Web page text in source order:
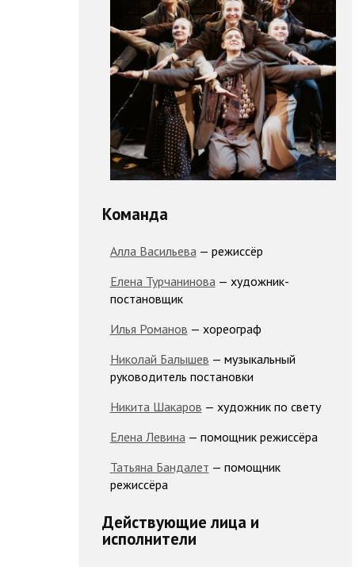
Команда
Алла Васильева— режиссёр
Елена Турчанинова— художник-
постановщик
Илья Романов — хореограф
Николай Балышев — музыкальный
руководитель постановки
Никита Шакаров — художник по свету
Елена Левина— помощник режиссёра
Татьяна Бандалет — помощник
режиссёра
Действующие лица и
исполнители